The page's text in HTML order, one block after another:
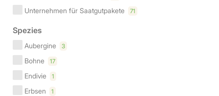
Unternehmen für Saatgutpakete 71
Spezies
Aubergine 3
Bohne 17
Endivie 1
Erbsen 1